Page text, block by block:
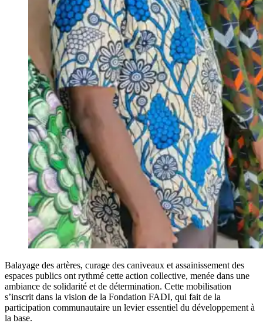
Balayage des artères, curage des caniveaux et assainissement des
espaces publics ont rythmé cette action collective, menée dans une
ambiance de solidarité et de détermination. Cette mobilisation
s’inscrit dans la vision de la Fondation FADI, qui fait de la
participation communautaire un levier essentiel du développement à
la base.